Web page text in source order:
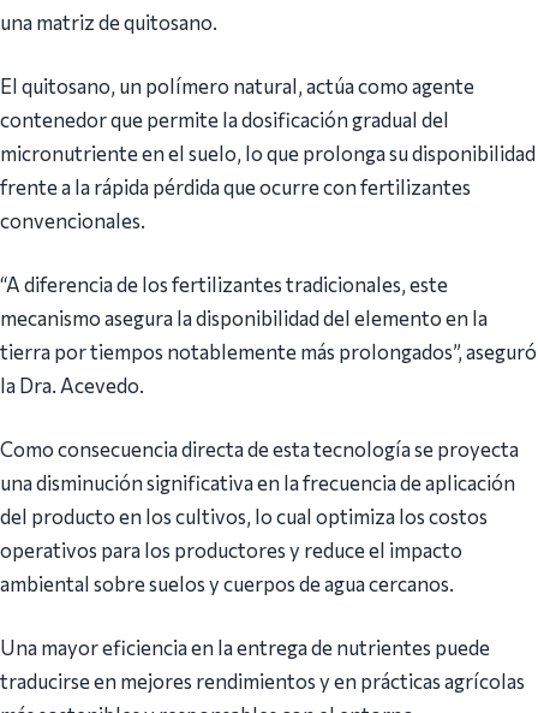
una matriz de quitosano.
El quitosano, un polímero natural, actúa como agente
contenedor que permite la dosificación gradual del
micronutriente en el suelo, lo que prolonga su disponibilidad
frente a la rápida pérdida que ocurre con fertilizantes
convencionales.
“A diferencia de los fertilizantes tradicionales, este
mecanismo asegura la disponibilidad del elemento en la
tierra por tiempos notablemente más prolongados”, aseguró
la Dra. Acevedo.
Como consecuencia directa de esta tecnología se proyecta
una disminución significativa en la frecuencia de aplicación
del producto en los cultivos, lo cual optimiza los costos
operativos para los productores y reduce el impacto
ambiental sobre suelos y cuerpos de agua cercanos.
Una mayor eficiencia en la entrega de nutrientes puede
traducirse en mejores rendimientos y en prácticas agrícolas